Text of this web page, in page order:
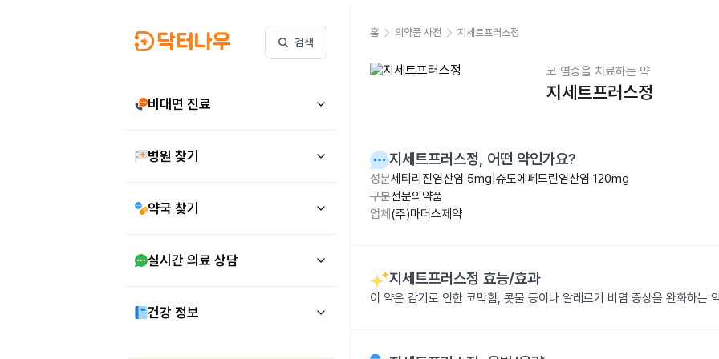
검색
비대면 진료
병원 찾기
약국 찾기
실시간 의료 상담
건강 정보
홈 의약품 사전 지세트프러스정
코 염증을 치료하는 약
지세트프러스정
지세트프러스정, 어떤 약인가요?
성분세티리진염산염 5mg|슈도에페드린염산염 120mg
구분전문의약품
업체 (주)마더스제약
지세트프러스정 효능/효과
이 약은 감기로 인한 코막힘, 콧물 등이나 알레르기 비염 증상을 완화하는